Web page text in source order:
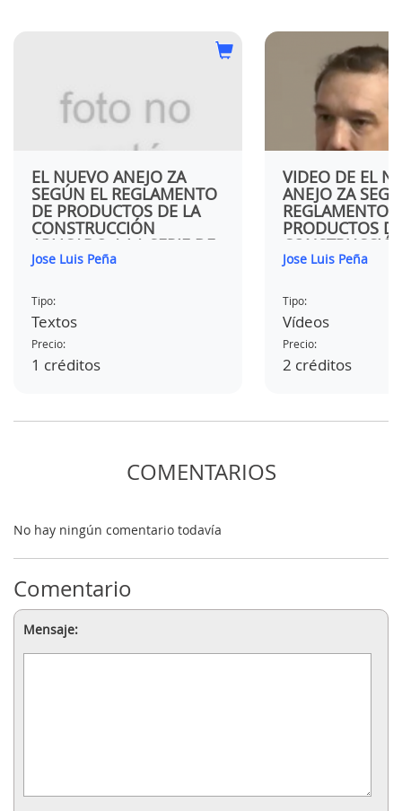
EL NUEVO ANEJO ZA
SEGÚN EL REGLAMENTO
DE PRODUCTOS DE LA
CONSTRUCCIÓN
APLICADO A LA SERIE DE
NORMAS 13108. LA
PRESTACIONES.
Jose Luis Peña
Tipo:
Textos
Precio:
1 créditos
VIDEO DE EL
ANEJO ZA
REGLAMENTO
PRODUCTOS
APLICADO A LA
NUEVA
PRESTACIONES.
Jose Luis Peña
Tipo:
Vídeos
Precio:
2 créditos
COMENTARIOS
No hay ningún comentario todavía
Comentario
Mensaje: